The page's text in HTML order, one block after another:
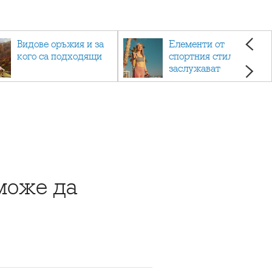
Видове оръжия и за
кого са подходящи
Елементи от
спортния стил, които
заслужават
внимание
да